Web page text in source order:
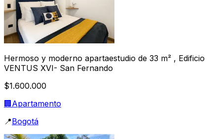
Hermoso y moderno apartaestudio de 33 m² , Edificio
VENTUS XVI- San Fernando
$1.600.000
🏢 Apartamento
📍Bogotá